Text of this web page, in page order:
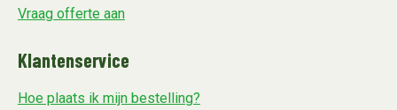
Vraag offerte aan
Klantenservice
Hoe plaats ik mijn bestelling?